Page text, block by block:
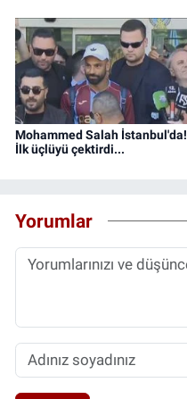
Mohammed Salah İstanbul'da!
İlk üçlüyü çektirdi...
Yorumlar